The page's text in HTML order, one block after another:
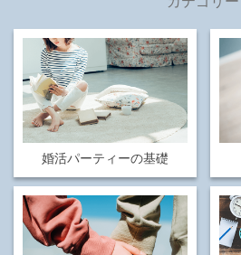
婚活パーティーの基礎